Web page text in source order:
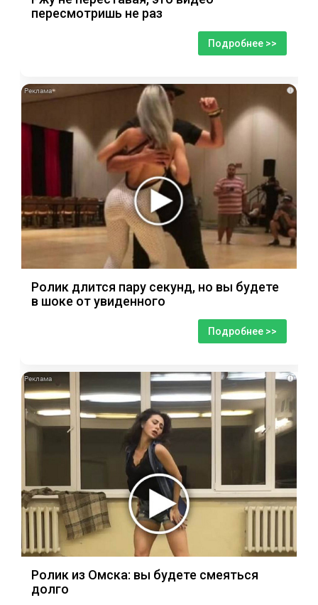
пересмотришь не раз
Подробнее >>
i
Ролик длится пару секунд, но вы будете
в шоке от увиденного
Подробнее >>
i
Ролик из Омска: вы будете смеяться
долго